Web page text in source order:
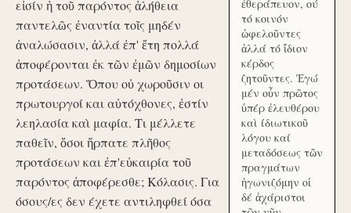
εἰσίν ἡ τοῦ παρόντος ἀλήθεια
παντελῶς ἐναντία τοῖς μηδέν
ἀναλώσασιν, ἀλλά ἐπ' ἔτη πολλά
ἀποφέρονται ἐκ τῶν ἐμῶν δημοσίων
προτάσεων. Ὅπου οὐ χωροῦσιν οι
πρωτουργοί και αὐτόχθονες, ἐστίν
λεηλασία καὶ μαφία. Τι μέλλετε
παθεῖν, ὅσοι ἥρπατε πλῆθος
προτάσεων και ἐπ'εὐκαιρία τοῦ
παρόντος ἀποφέρεσθε; Κόλασις. Για
όσους/ες δεν έχετε αντιληφθεί όσα
ἐθεράπευον, ού
τό κοινόν
ὠφελοῦντες
ἀλλά τό ἴδιον
κέρδος
ζητοῦντες. Ἐγώ
μέν οὖν πρῶτος
ὑπέρ ἐλευθέρου
καὶ ίδιωτικοῦ
λόγου καί
μεταδόσεως τῶν
πραγμάτων
ἠγωνιζόμην οἱ
δέ ἀχάριστοι